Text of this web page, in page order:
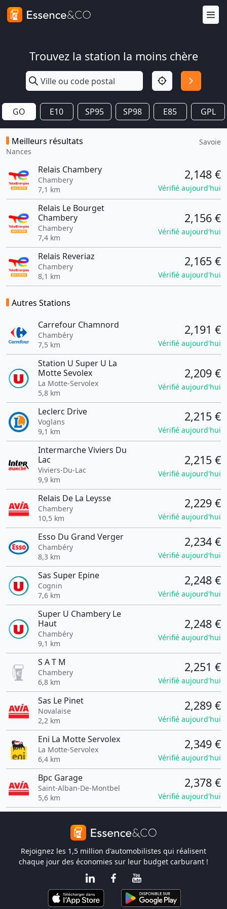
Trouvez la station la moins chère
GO E10 SP95 SP98 E85 GPL
Meilleurs résultats
Nances
Savoie
Relais Chambery
Chambery
7,1 km
2,148 €
Vérifié aujourd'hui
Relais Le Bourget
Chambery
Chambery
7,4 km
2,156 €
Vérifié aujourd'hui
Relais Reveriaz
Chambery
8,1 km
2,165 €
Vérifié aujourd'hui
Autres Stations
Carrefour Chamnord
Chambéry
7,5 km
2,191 €
Vérifié aujourd'hui
Station U Super U La
Motte Sevolex
La Motte-Servolex
5,8 km
2,209 €
Vérifié aujourd'hui
Leclerc Drive
Voglans
9,1 km
2,215 €
Vérifié aujourd'hui
Intermarche Viviers Du
Lac
Viviers-Du-Lac
9,9 km
2,215 €
Vérifié aujourd'hui
Relais De La Leysse
Chambery
10,5 km
2,229 €
Vérifié aujourd'hui
Esso Du Grand Verger
Chambéry
8,3 km
2,234 €
Vérifié aujourd'hui
Sas Super Epine
Cognin
7,6 km
2,248 €
Vérifié aujourd'hui
Super U Chambery Le
Haut
Chambéry
9,1 km
2,248 €
Vérifié aujourd'hui
S A T M
Chambery
6,8 km
2,251 €
Vérifié aujourd'hui
Sas Le Pinet
Novalaise
2,2 km
2,289 €
Vérifié aujourd'hui
Eni La Motte Servolex
La Motte-Servolex
6,4 km
2,349 €
Vérifié aujourd'hui
Bpc Garage
Saint-Alban-De-Montbel
5,6 km
2,378 €
Vérifié aujourd'hui
Rejoignez les 1,5 million d'automobilistes qui réalisent
chaque jour des économies sur leur budget carburant !